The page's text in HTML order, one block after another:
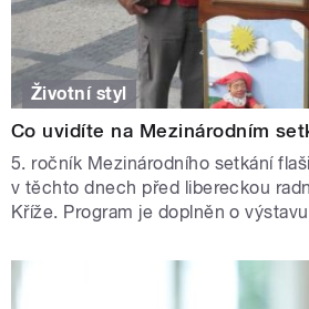
Životní styl
Co uvidíte na Mezinárodním
5. ročník Mezinárodního setkání
v těchto dnech před libereckou
Kříže. Program je doplněn o